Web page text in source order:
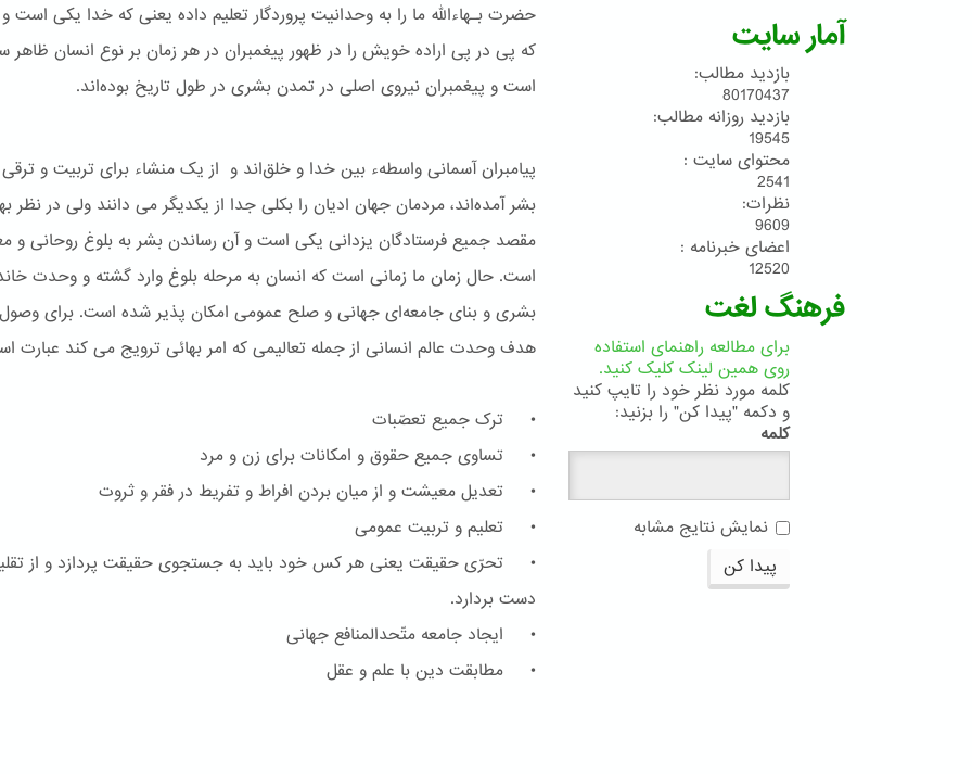
حضرت بـهاءالله ما را به وحدانیت پروردگار تعلیم داده یعنی که خدا یکی است
که پی در پی اراده خویش را در ظهور پیغمبران در هر زمان بر نوع انسان ظاهر
است و پیغمبران نیروی اصلی در تمدن بشری در طول تاریخ بوده‌اند.
پیامبران آسمانی واسطهء بین خدا و خلق‌اند و از یک منشاء برای تربیت و
بشر آمده‌اند، مردمان جهان ادیان را بکلی جدا از یکدیگر می دانند ولی در نظر
مقصد جمیع فرستادگان یزدانی یکی است و آن رساندن بشر به بلوغ روحانی و
است. حال زمان ما زمانی است که انسان به مرحله بلوغ وارد گشته و وحدت
بشری و بنای جامعه‌ای جهانی و صلح عمومی امکان پذیر شده است. برای
هدف وحدت عالم انسانی از جمله تعالیمی که امر بهائی ترویج می کند عبارت
• ترک جمیع تعصّبات
• تساوی جمیع حقوق و امکانات برای زن و مرد
• تعدیل معیشت و از میان بردن افراط و تفریط در فقر و ثروت
• تعلیم و تربیت عمومی
• تحرّی حقیقت یعنی هر کس خود باید به جستجوی حقیقت پردازد و از
دست بردارد.
• ایجاد جامعه متّحدالمنافع جهانی
• مطابقت دین با علم و عقل
آمار سایت
بازدید مطالب:
80170437
بازدید روزانه مطالب:
19545
محتوای سایت :
2541
نظرات:
9609
اعضای خبرنامه :
12520
فرهنگ لغت
برای مطالعه راهنمای استفاده
روی همین لینک کلیک کنید.
کلمه مورد نظر خود را تایپ کنید
و دکمه "پیدا کن" را بزنید:
کلمه
نمایش نتایج مشابه
پیدا کن